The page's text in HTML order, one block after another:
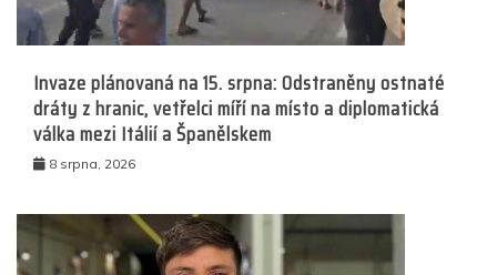
Invaze plánovaná na 15. srpna: Odstraněny ostnaté
dráty z hranic, vetřelci míří na místo a diplomatická
válka mezi Itálií a Španělskem
8 srpna, 2026